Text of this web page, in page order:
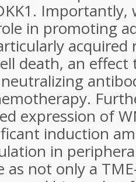
Importantly,
in promoting
acquired
death, an effect
expression of
induction
in
as not only a